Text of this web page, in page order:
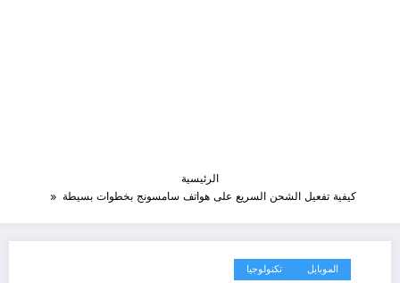
الرئيسية
كيفية تفعيل الشحن السريع على هواتف سامسونج بخطوات بسيطة
الموبايل تكنولوجيا